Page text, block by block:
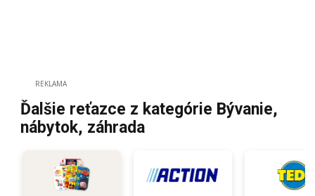
REKLAMA
Ďalšie reťazce z kategórie Bývanie,
nábytok, záhrada